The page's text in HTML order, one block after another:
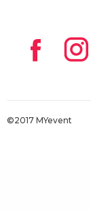
©2017 MYevent